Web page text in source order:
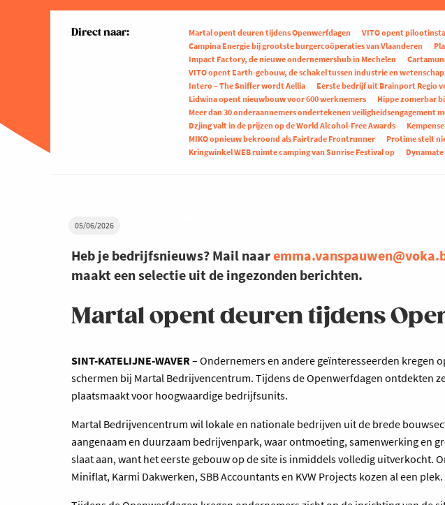
Direct naar: Martal opent deuren tijdens Openwerfdagen VITO opent
Campina Energie bij grootste burgercoöperaties van Vlaanderen
Impact Factory, de nieuwe ondernemershub in Mechelen
VITO opent Earth-gebouw, de schakel tussen industrie en wetenschap
Intero – The Sniffer wordt Aellia
Eerste bedrijf uit Brainport Regio
Lidwina opent nieuwbouw voor 600 werknemers
Hippe zomerbar
Meer dan 30 onderaannemers ondertekenen veiligheidsengagement
Dzjing valt in de prijzen op de World Alcohol-Free Awards
MIKO opnieuw bekroond als Fairtrade Frontrunner
Protime stelt
Kringwinkel WEB ruimte camping van Sunrise Festival op
05/06/2026
Heb je bedrijfsnieuws? Mail naar
maakt een selectie uit de ingezonden berichten.
Martal opent deuren tijdens
SINT-KATELIJNE-WAVER – Ondernemers en andere geïnteresseerden kregen
schermen bij Martal Bedrijvencentrum. Tijdens de Openwerfdagen ontdekten
plaatsmaakt voor hoogwaardige bedrijfsunits.
Martal Bedrijvencentrum wil lokale en nationale bedrijven uit de brede
aangenaam en duurzaam bedrijvenpark, waar ontmoeting, samenwerking en
slaat aan, want het eerste gebouw op de site is inmiddels volledig uitverkocht.
Miniflat, Karmi Dakwerken, SBB Accountants en KVW Projects kozen al een plek.